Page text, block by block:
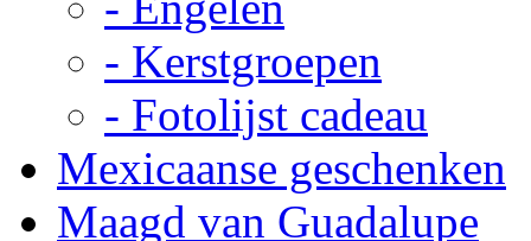
- Kerstgroepen
- Fotolijst cadeau
Mexicaanse geschenken
Maagd van Guadalupe